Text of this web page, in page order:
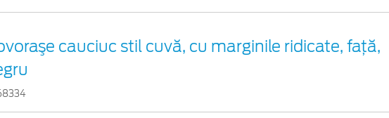
cauciuc stil cuvă, cu marginile ridicate, față,